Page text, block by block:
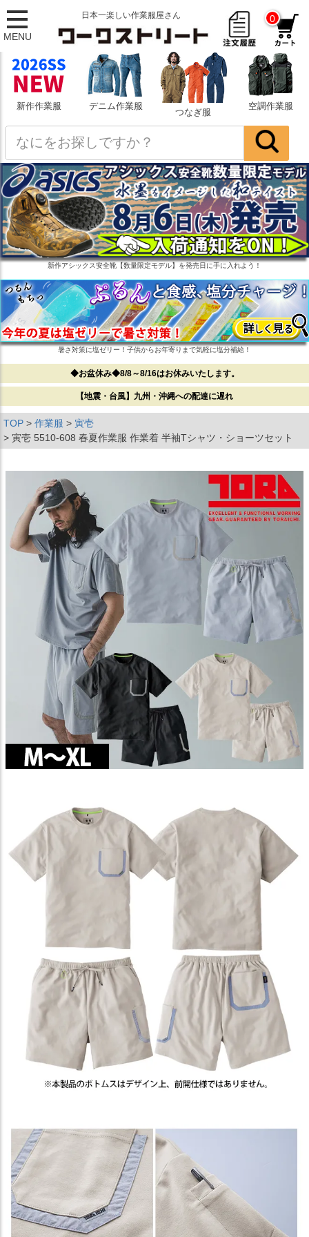
MENU
日本一楽しい作業服屋さん 0
新作作業服 デニム作業服
つなぎ服
空調作業服
新作アシックス安全靴【数量限定モデル】を発売日に手に入れよう！
暑さ対策に塩ゼリー！子供からお年寄りまで気軽に塩分補給！
◆お盆休み◆8/8～8/16はお休みいたします。
【地震・台風】九州・沖縄への配達に遅れ
TOP 作業服
寅壱
寅壱 5510-608 春夏作業服 作業着 半袖Tシャツ・ショーツセット